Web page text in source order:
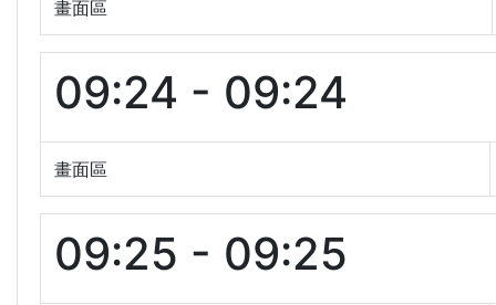
畫面區
09:24 - 09:24
畫面區
09:25 - 09:25